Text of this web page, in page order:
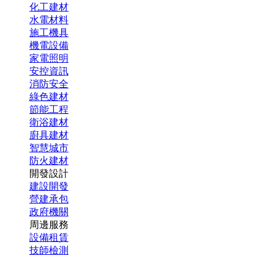
化工建材
水電材料
施工機具
機電設備
家電照明
安控資訊
消防安全
綠色建材
節能工程
衛浴建材
廚具建材
智慧城市
防火建材
開發設計
建設開發
營建承包
政府機關
周邊服務
設備租賃
技師檢測